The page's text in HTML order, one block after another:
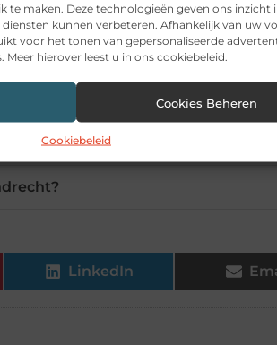
te maken. Deze technologieën geven ons inzicht
kunnen verbeteren. Afhankelijk van uw
voor het tonen van gepersonaliseerde
hierover leest u in ons cookiebeleid.
Cookies Beheren
Cookiebeleid
bestellen?
LinkedIn